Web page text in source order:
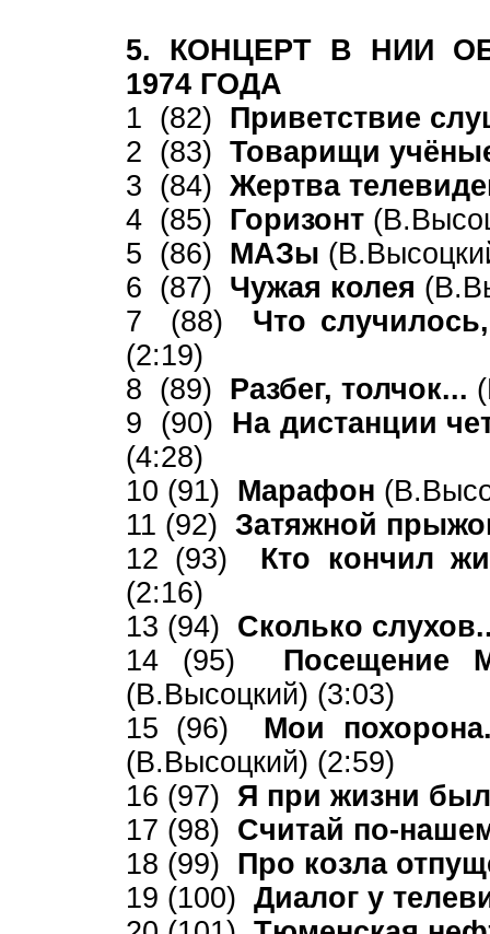
5. КОНЦЕРТ В НИИ
1974 ГОДА
1 (82) Приветствие
2 (83) Товарищи
3 (84) Жертва
4 (85) Горизонт
5 (86) МАЗы
6 (87) Чужая колея
7 (88) Что
(2:19)
8 (89) Разбег, толчок...
9 (90) На дистанции
(4:28)
10 (91) Марафон
11 (92) Затяжной
12 (93) Кто кончил
(2:16)
13 (94) Сколько
14 (95) Посещение
(В.Высоцкий) (3:03)
15 (96) Мои
(В.Высоцкий) (2:59)
16 (97) Я при жизни
17 (98) Считай по-
18 (99) Про козла
19 (100) Диалог у